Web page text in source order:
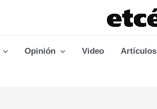
Opinión Video Artículos